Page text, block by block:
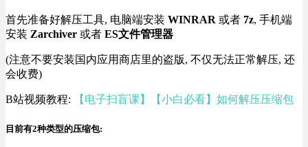
首先准备好解压工具, 电脑端安装 WINRAR 或者 7z, 手机端
安装 Zarchiver 或者 ES文件管理器
(注意不要安装国内应用商店里的盗版, 不仅无法正常解压, 还
会收费)
B站视频教程: 【电子扫盲课】【小白必看】如何解压压缩包
目前有2种类型的压缩包: